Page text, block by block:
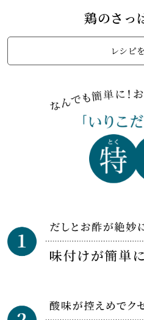
鶏のさっ
レシピ